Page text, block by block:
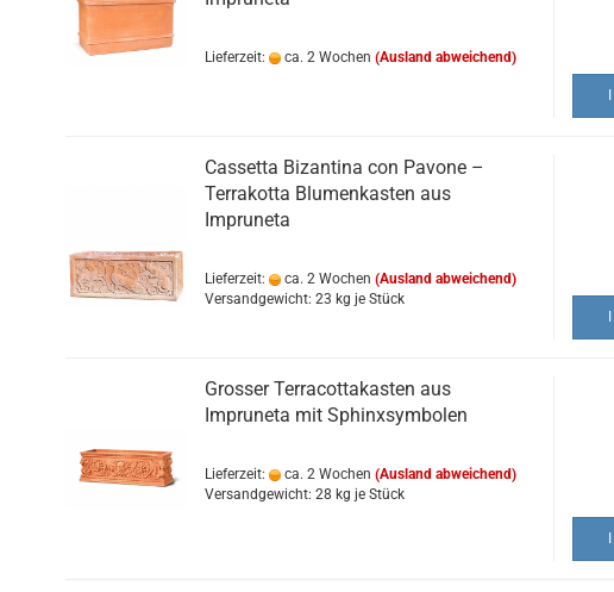
Lieferzeit: ca. 2 Wochen (Ausland abweichend)
Cassetta Bizantina con Pavone –
Terrakotta Blumenkasten aus
Impruneta
Lieferzeit: ca. 2 Wochen (Ausland abweichend)
Versandgewicht:23 kg je Stück
Grosser Terracottakasten aus
Impruneta mit Sphinxsymbolen
Lieferzeit: ca. 2 Wochen (Ausland abweichend)
Versandgewicht:28 kg je Stück